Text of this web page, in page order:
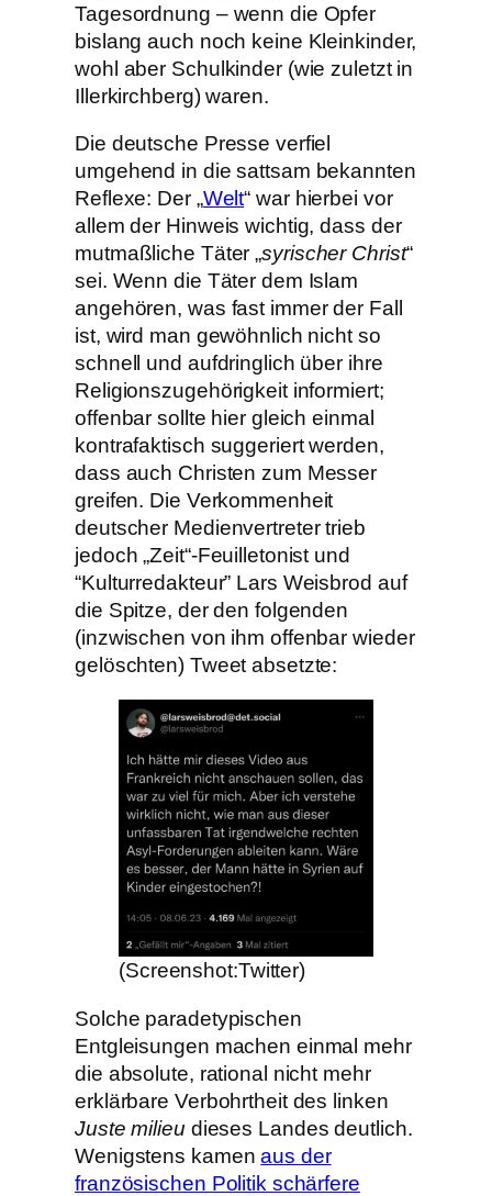
Tagesordnung – wenn die Opfer
bislang auch noch keine Kleinkinder,
wohl aber Schulkinder (wie zuletzt in
Illerkirchberg) waren.
Die deutsche Presse verfiel
umgehend in die sattsam bekannten
Reflexe: Der „Welt“ war hierbei vor
allem der Hinweis wichtig, dass der
mutmaßliche Täter „syrischer Christ“
sei. Wenn die Täter dem Islam
angehören, was fast immer der Fall
ist, wird man gewöhnlich nicht so
schnell und aufdringlich über ihre
Religionszugehörigkeit informiert;
offenbar sollte hier gleich einmal
kontrafaktisch suggeriert werden,
dass auch Christen zum Messer
greifen. Die Verkommenheit
deutscher Medienvertreter trieb
jedoch „Zeit“-Feuilletonist und
“Kulturredakteur” Lars Weisbrod auf
die Spitze, der den folgenden
(inzwischen von ihm offenbar wieder
gelöschten) Tweet absetzte:
(Screenshot:Twitter)
Solche paradetypischen
Entgleisungen machen einmal mehr
die absolute, rational nicht mehr
erklärbare Verbohrtheit des linken
Juste milieu dieses Landes deutlich.
Wenigstens kamenaus der
französischen Politik schärfere